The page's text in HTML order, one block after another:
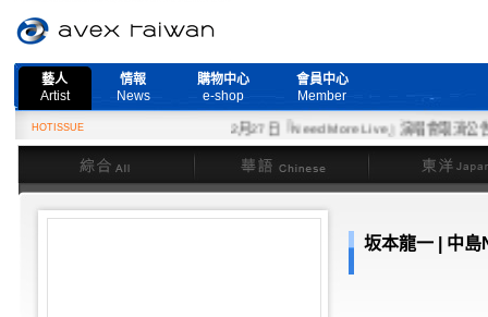
藝人
Artist
情報
News
購物中心
e-shop
會員中心
Member
HOTISSUE
2月27日『Need More Live』演唱會取消公告
綜合
華語 東洋
坂本龍一 | 中